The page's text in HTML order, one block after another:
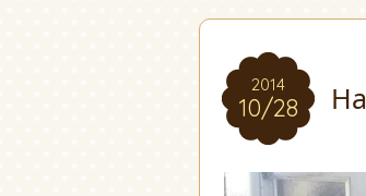
2014
10/28
2014
10/28